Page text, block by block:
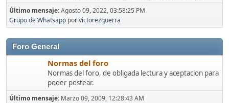
Último mensaje:Agosto 09, 2022, 03:58:25 PM
Grupo de Whatsapp porvictorezquerra
Foro General
Normas del foro
Normas del foro, de obligada lectura y aceptacion para
poder postear.
Último mensaje: Marzo 09, 2009, 12:28:43 AM